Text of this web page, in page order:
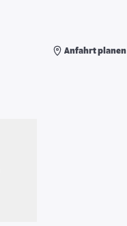
Anfahrt planen